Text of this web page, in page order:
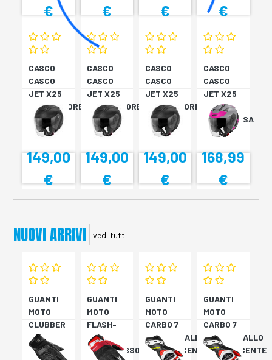
€
€
€
€
CASCO
CASCO
JET X25
MONOCOLORE
NERO XS
149,00
€
CASCO
CASCO
JET X25
MONOCOLORE
NERO XS
149,00
€
CASCO
CASCO
JET X25
MONOCOLORE
NERO XS
149,00
€
CASCO
CASCO
JET X25
TARGET
TITAN/ROSA
XS
168,99
€
NUOVI ARRIVI vedi tutti
GUANTI
MOTO
CLUBBER
GLOVE
NERO
GUANTI
MOTO
FLASH-
KP
NERO/ROSSO
GUANTI
MOTO
CARBO 7
ROSSO/GIALLO
FLUORESCENTE
GUANTI
MOTO
CARBO 7
ROSSO/GIALLO
FLUORESCENTE